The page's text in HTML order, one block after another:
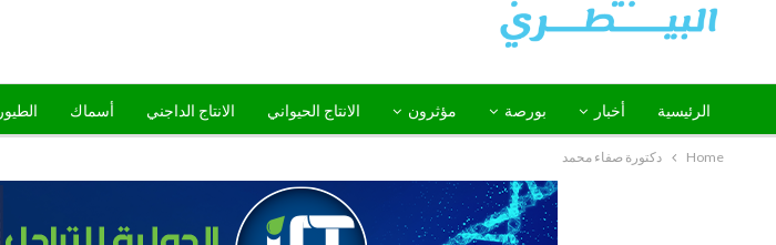
الرئيسية أخبار بورصة مؤثرون الانتاج الحيواني الانتاج الداجني أسماك الطيور
Home دكتورة صفاء محمد